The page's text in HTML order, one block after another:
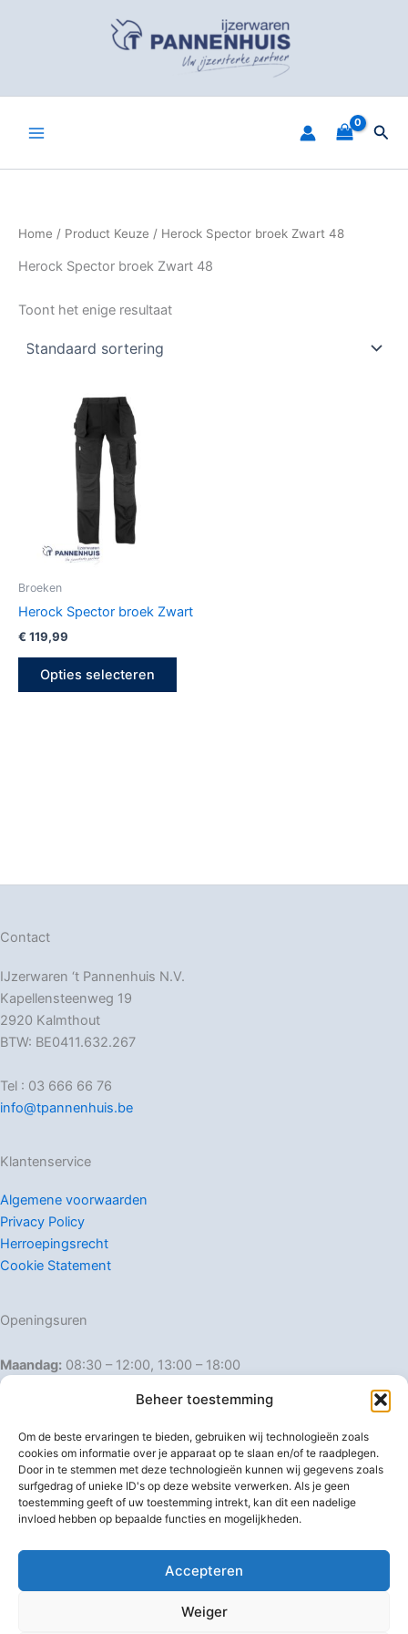
Beheer toestemming
Om de beste ervaringen te bieden, gebruiken wij technologieën zoals
cookies om informatie over je apparaat op te slaan en/of te raadplegen.
Door in te stemmen met deze technologieën kunnen wij gegevens zoals
surfgedrag of unieke ID's op deze website verwerken. Als je geen
toestemming geeft of uw toestemming intrekt, kan dit een nadelige
invloed hebben op bepaalde functies en mogelijkheden.
Accepteren
Weiger
Home / Product Keuze / Herock Spector broek Zwart 48
Herock Spector broek Zwart 48
Toont het enige resultaat
Broeken
Herock Spector broek Zwart
€ 119,99
Opties selecteren
op
Contact
IJzerwaren ‘t Pannenhuis N.V.
Kapellensteenweg 19
2920 Kalmthout
BTW: BE0411.632.267
Tel : 03 666 66 76
info@tpannenhuis.be
Klantenservice
Algemene voorwaarden
Privacy Policy
Herroepingsrecht
Cookie Statement
Openingsuren
Maandag: 08:30 – 12:00, 13:00 – 18:00
Dinsdag:
08:30 – 12:00, 13:00 – 18:00
Donderdag: 08:30 – 12:00, 13:00 – 18:00
Vrijdag: 08:30 – 12:00, 13:00 – 18:00
Zaterdag: 08:30 – 16:00
Zondag: Gesloten